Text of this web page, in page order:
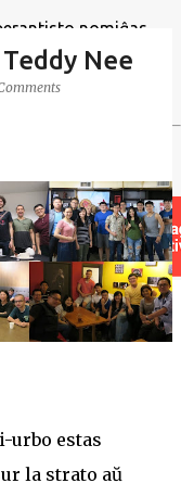
nomiĝas
oficiala retejo de
bonvolu
Nee
urbo estas
la strato aŭ